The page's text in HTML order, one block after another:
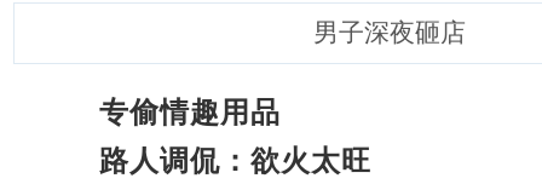
男子深夜砸店
专偷情趣用品
路人调侃：欲火太旺